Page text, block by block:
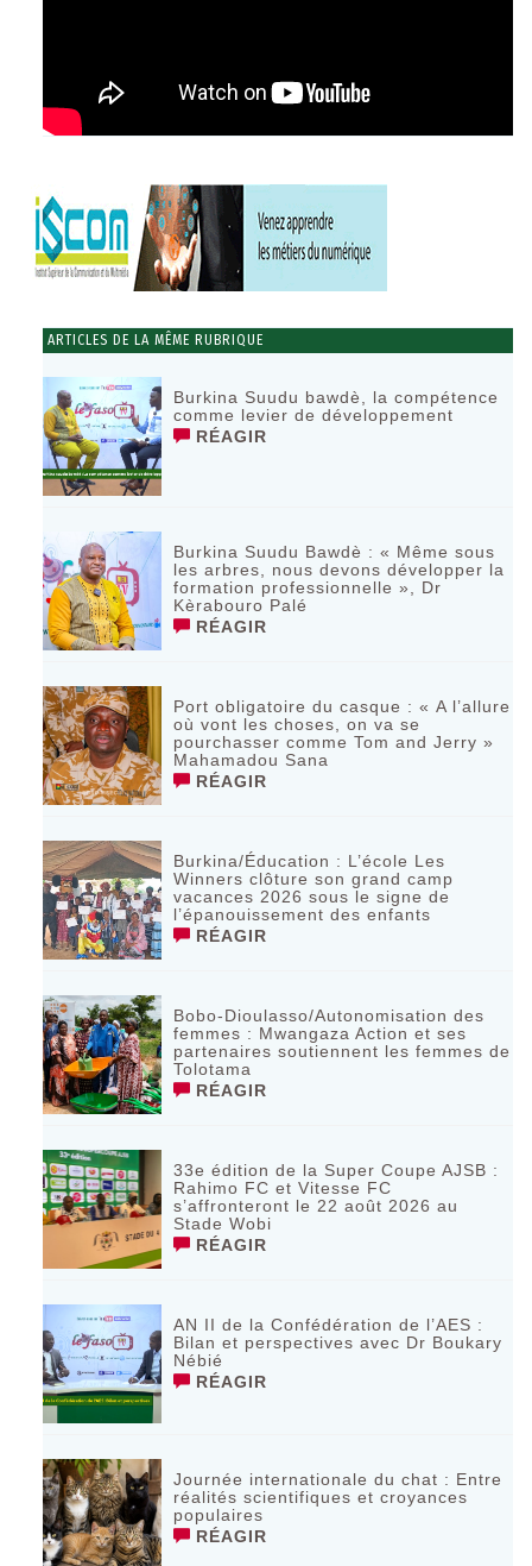
ARTICLES DE LA MÊME RUBRIQUE
Burkina Suudu bawdè, la compétence
comme levier de développement
RÉAGIR
Burkina Suudu Bawdè : « Même sous
les arbres, nous devons développer la
formation professionnelle », Dr
Kèrabouro Palé
RÉAGIR
Port obligatoire du casque : « A l’allure
où vont les choses, on va se
pourchasser comme Tom and Jerry »
Mahamadou Sana
RÉAGIR
Burkina/Éducation : L’école Les
Winners clôture son grand camp
vacances 2026 sous le signe de
l’épanouissement des enfants
RÉAGIR
Bobo-Dioulasso/Autonomisation des
femmes : Mwangaza Action et ses
partenaires soutiennent les femmes de
Tolotama
RÉAGIR
33e édition de la Super Coupe AJSB :
Rahimo FC et Vitesse FC
s’affronteront le 22 août 2026 au
Stade Wobi
RÉAGIR
AN II de la Confédération de l’AES :
Bilan et perspectives avec Dr Boukary
Nébié
RÉAGIR
Journée internationale du chat : Entre
réalités scientifiques et croyances
populaires
RÉAGIR